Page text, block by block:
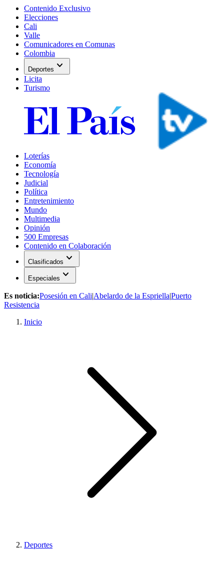
Contenido Exclusivo
Elecciones
Cali
Valle
Comunicadores en Comunas
Colombia
Deportes expand_more
Licita
Turismo
Loterías
Economía
Tecnología
Judicial
Política
Entretenimiento
Mundo
Multimedia
Opinión
500 Empresas
Contenido en Colaboración
Clasificados expand_more
Especiales expand_more
Es noticia:Posesión en Cali|Abelardo de la Espriella|Puerto
Resistencia
Inicio
Deportes